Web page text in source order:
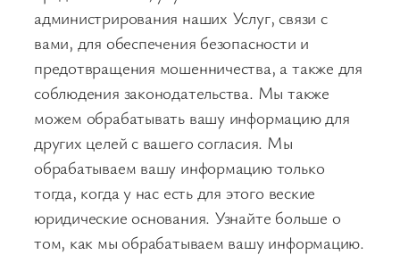
администрирования наших Услуг, связи с
вами, для обеспечения безопасности и
предотвращения мошенничества, а также для
соблюдения законодательства. Мы также
можем обрабатывать вашу информацию для
других целей с вашего согласия. Мы
обрабатываем вашу информацию только
тогда, когда у нас есть для этого веские
юридические основания. Узнайте больше о
том, как мы обрабатываем вашу информацию.